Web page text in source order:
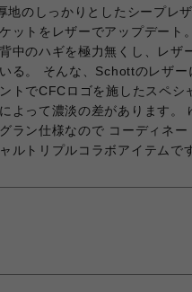
地のしっかりとしたシープレ
ットをレザーでアップデート
中のハギを極力無くし、レザ
る。 そんな、Schottのレザ
トでCFCロゴを施したスペシ
よって濃淡の差があります。
ラン仕様なので コーディネ
ルトリプルコラボアイテムで